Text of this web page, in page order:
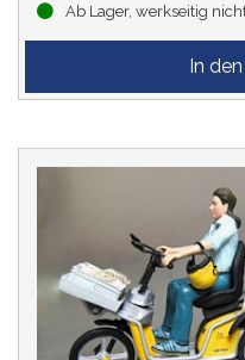
Ab Lager, werkseitig